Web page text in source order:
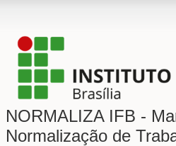
NORMALIZA IFB -
Normalização de